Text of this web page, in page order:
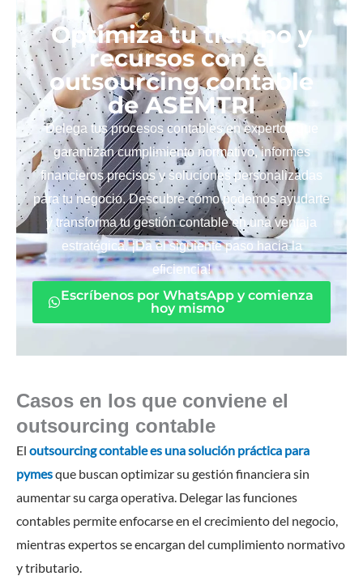
Optimiza tu tiempo y
recursos con el
outsourcing contable
de ASEMTRI
Delega tus procesos contables en expertos que
garantizan cumplimiento normativo, informes
financieros precisos y soluciones personalizadas
para tu negocio. Descubre cómo podemos ayudarte
y transforma tu gestión contable en una ventaja
estratégica. ¡Da el siguiente paso hacia la
eficiencia!
Escríbenos por WhatsApp y comienza
hoy mismo
Casos en los que conviene el
outsourcing contable
El outsourcing contable es una solución práctica para
pymesque buscan optimizar su gestión financiera sin
aumentar su carga operativa. Delegar las funciones
contables permite enfocarse en el crecimiento del negocio,
mientras expertos se encargan del cumplimiento normativo
y tributario.